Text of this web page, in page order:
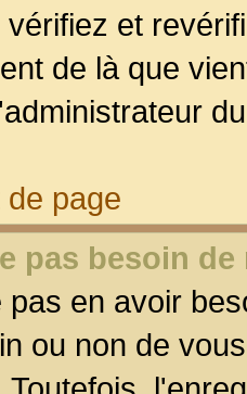
et
de là que
page
pas besoin
pas en avoir
ou non de